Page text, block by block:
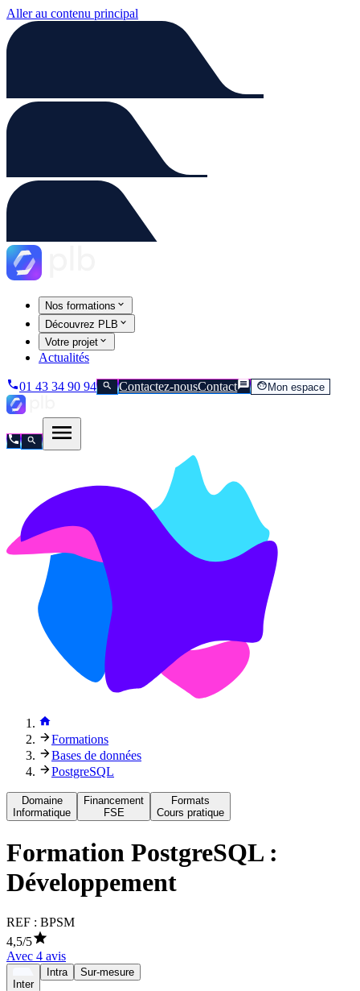
Aller au contenu principal
Nos formations
Découvrez PLB
Votre projet
Actualités
01 43 34 90 94 Contactez-nousContact Mon espace
Formations
Bases de données
PostgreSQL
Domaine
Informatique
Financement
FSE
Formats
Cours pratique
Formation PostgreSQL :
Développement
REF : BPSM
4,5/5
Avec 4 avis
Inter
Intra Sur-mesure